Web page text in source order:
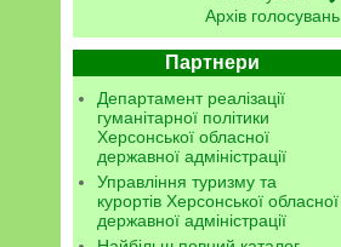
Архів голосувань
Партнери
Департамент реалізації
гуманітарної політики
Херсонської обласної
державної адміністрації
Управління туризму та
курортів Херсонської обласної
державної адміністрації